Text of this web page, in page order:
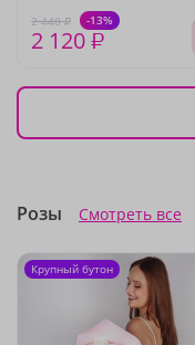
2 440 ₽ -13%
2 120 ₽
Розы Смотреть все
Крупный бутон